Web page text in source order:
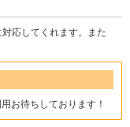
応してくれます。また
お待ちしております！